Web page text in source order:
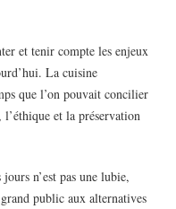
et tenir compte les enjeux
La cuisine
que l’on pouvait concilier
et la préservation
n’est pas une lubie,
public aux alternatives